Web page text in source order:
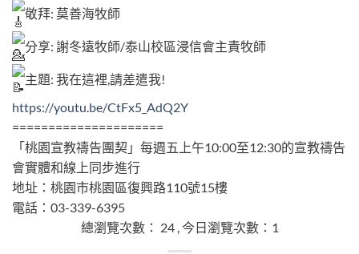
敬拜: 莫善海牧師
分享: 謝冬遠牧師/泰山校區浸信會主責牧師
主題: 我在這裡,請差遣我!
https://youtu.be/CtFx5_AdQ2Y
=====================
「桃園宣教禱告團契」每週五上午10:00至12:30的宣教禱告
會實體和線上同步進行
地址：桃園市桃園區復興路110號15樓
電話：03-339-6395
總瀏覽次數： 24 , 今日瀏覽次數：1